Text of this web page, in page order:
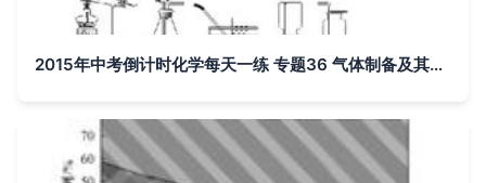
2015年中考倒计时化学每天一练 专题36 气体制备及其他气体分析精选好题解析